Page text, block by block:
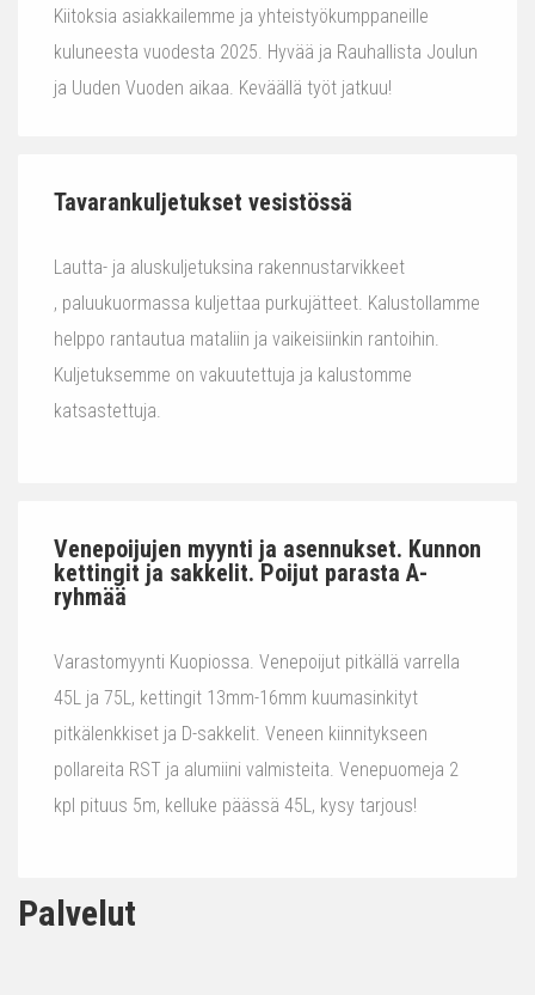
Kiitoksia asiakkailemme ja yhteistyökumppaneille
kuluneesta vuodesta 2025. Hyvää ja Rauhallista Joulun
ja Uuden Vuoden aikaa. Keväällä työt jatkuu!
Tavarankuljetukset vesistössä
Lautta- ja aluskuljetuksina rakennustarvikkeet
, paluukuormassa kuljettaa purkujätteet. Kalustollamme
helppo rantautua mataliin ja vaikeisiinkin rantoihin.
Kuljetuksemme on vakuutettuja ja kalustomme
katsastettuja.
Venepoijujen myynti ja asennukset. Kunnon
kettingit ja sakkelit. Poijut parasta A-
ryhmää
Varastomyynti Kuopiossa. Venepoijut pitkällä varrella
45L ja 75L, kettingit 13mm-16mm kuumasinkityt
pitkälenkkiset ja D-sakkelit. Veneen kiinnitykseen
pollareita RST ja alumiini valmisteita. Venepuomeja 2
kpl pituus 5m, kelluke päässä 45L, kysy tarjous!
Palvelut